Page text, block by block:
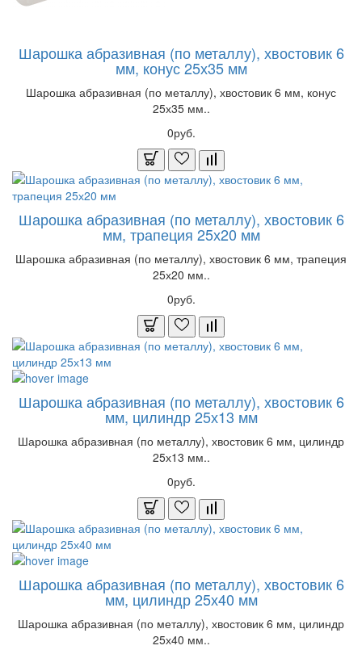
Шарошка абразивная (по металлу), хвостовик 6
мм, конус 25х35 мм
Шарошка абразивная (по металлу), хвостовик 6 мм, конус
25х35 мм..
0руб.
Шарошка абразивная (по металлу), хвостовик 6
мм, трапеция 25х20 мм
Шарошка абразивная (по металлу), хвостовик 6 мм, трапеция
25х20 мм..
0руб.
Шарошка абразивная (по металлу), хвостовик 6
мм, цилиндр 25х13 мм
Шарошка абразивная (по металлу), хвостовик 6 мм, цилиндр
25х13 мм..
0руб.
Шарошка абразивная (по металлу), хвостовик 6
мм, цилиндр 25х40 мм
Шарошка абразивная (по металлу), хвостовик 6 мм, цилиндр
25х40 мм..